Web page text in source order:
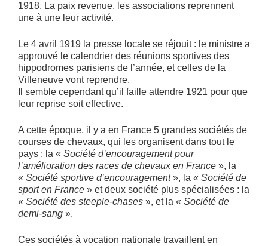
1918. La paix revenue, les associations reprennent
une à une leur activité.
Le 4 avril 1919 la presse locale se réjouit : le ministre a
approuvé le calendrier des réunions sportives des
hippodromes parisiens de l’année, et celles de la
Villeneuve vont reprendre.
Il semble cependant qu’il faille attendre 1921 pour que
leur reprise soit effective.
A cette époque, il y a en France 5 grandes sociétés de
courses de chevaux, qui les organisent dans tout le
pays : la « Société d’encouragement pour
l’amélioration des races de chevaux en France », la
« Société sportive d’encouragement», la « Société de
sport en France » et deux société plus spécialisées : la
« Société des steeple-chases », et la « Société de
demi-sang ».
Ces sociétés à vocation nationale travaillent en